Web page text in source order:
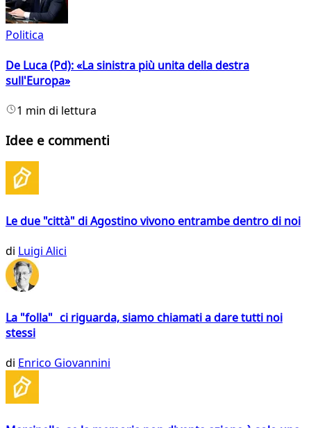
Politica
De Luca (Pd): «La sinistra più unita della destra
sull'Europa»
1 min di lettura
Idee e commenti
Le due "città" di Agostino vivono entrambe dentro di noi
di Luigi Alici
La "folla" ci riguarda, siamo chiamati a dare tutti noi
stessi
di Enrico Giovannini